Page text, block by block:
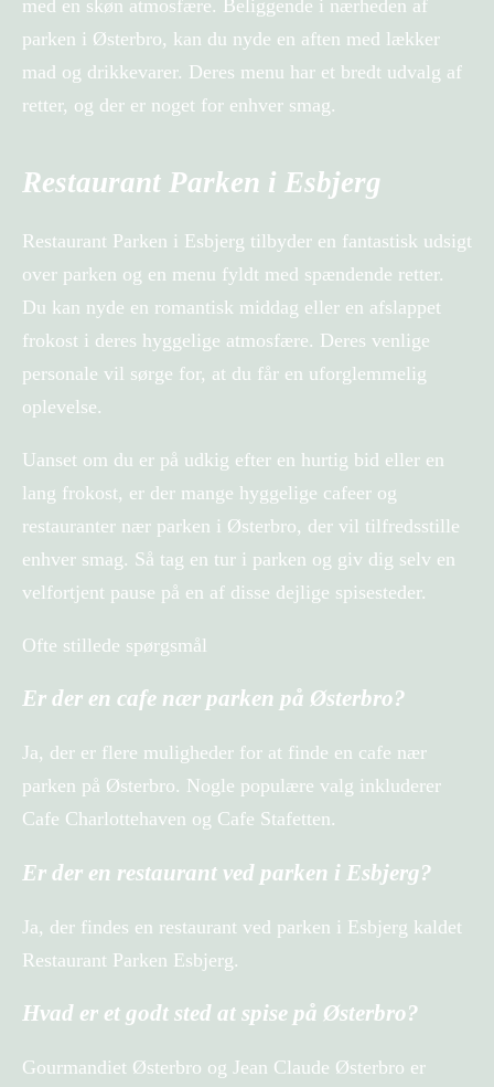
med en skøn atmosfære. Beliggende i nærheden af ​​
parken i Østerbro, kan du nyde en aften med lækker
mad og drikkevarer. Deres menu har et bredt udvalg af
retter, og der er noget for enhver smag.
Restaurant Parken i Esbjerg
Restaurant Parken i Esbjerg tilbyder en fantastisk udsigt
over parken og en menu fyldt med spændende retter.
Du kan nyde en romantisk middag eller en afslappet
frokost i deres hyggelige atmosfære. Deres venlige
personale vil sørge for, at du får en uforglemmelig
oplevelse.
Uanset om du er på udkig efter en hurtig bid eller en
lang frokost, er der mange hyggelige cafeer og
restauranter nær parken i Østerbro, der vil tilfredsstille
enhver smag. Så tag en tur i parken og giv dig selv en
velfortjent pause på en af ​​disse dejlige spisesteder.
Ofte stillede spørgsmål
Er der en cafe nær parken på Østerbro?
Ja, der er flere muligheder for at finde en cafe nær
parken på Østerbro. Nogle populære valg inkluderer
Cafe Charlottehaven og Cafe Stafetten.
Er der en restaurant ved parken i Esbjerg?
Ja, der findes en restaurant ved parken i Esbjerg kaldet
Restaurant Parken Esbjerg.
Hvad er et godt sted at spise på Østerbro?
Gourmandiet Østerbro og Jean Claude Østerbro er